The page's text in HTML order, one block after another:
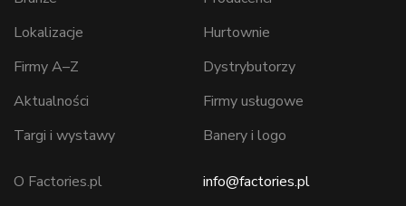
Lokalizacje
Firmy A–Z
Aktualności
Targi i wystawy
Hurtownie
Dystrybutorzy
Firmy usługowe
Banery i logo
O Factories.pl
info@factories.pl